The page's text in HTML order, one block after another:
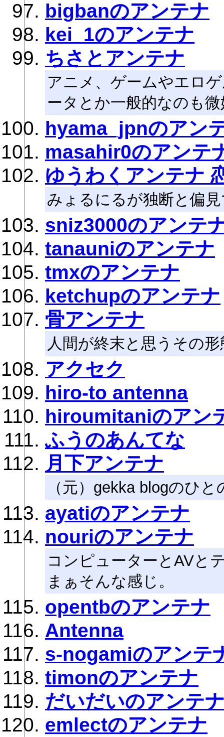
bigbanのアンテナ
kei_1のアンテナ
ちさとアンテナ
アニメ、ゲームやエロ
ータとか一般的なのも
hyama_jpnのアン
masahir0のアンテ
ゆうわくアンテナ
みょるにるが独断と偏
sniz3000のアンテ
tanauniのアンテナ
tmxのアンテナ
ketchupのアンテナ
骨アンテナ
人間が終末と思うその
アクセク
hiro-to antenna
hiroumitaniのアン
ふうのあんてな
月下アンテナ
（元）gekka blogのひ
ayatiのアンテナ
nouriのアンテナ
コンピューターとAVと
まぁそんな感じ。
opentbのアンテナ
Antenna
s-nogamiのアンテ
timonのアンテナ
だいだいのアンテ
emlectのアンテナ